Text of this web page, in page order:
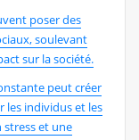
poser des
soulevant
sur la société.
peut créer
les individus et les
et une